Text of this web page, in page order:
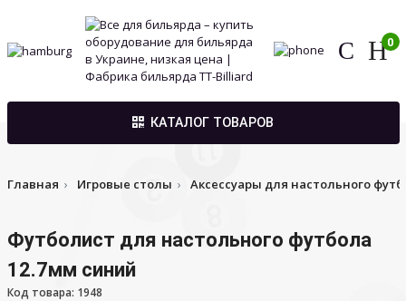
0
КАТАЛОГ ТОВАРОВ
Главная Игровые столы Аксессуары для настольного
Футболист для настольного футбола
12.7мм синий
Код товара: 1948